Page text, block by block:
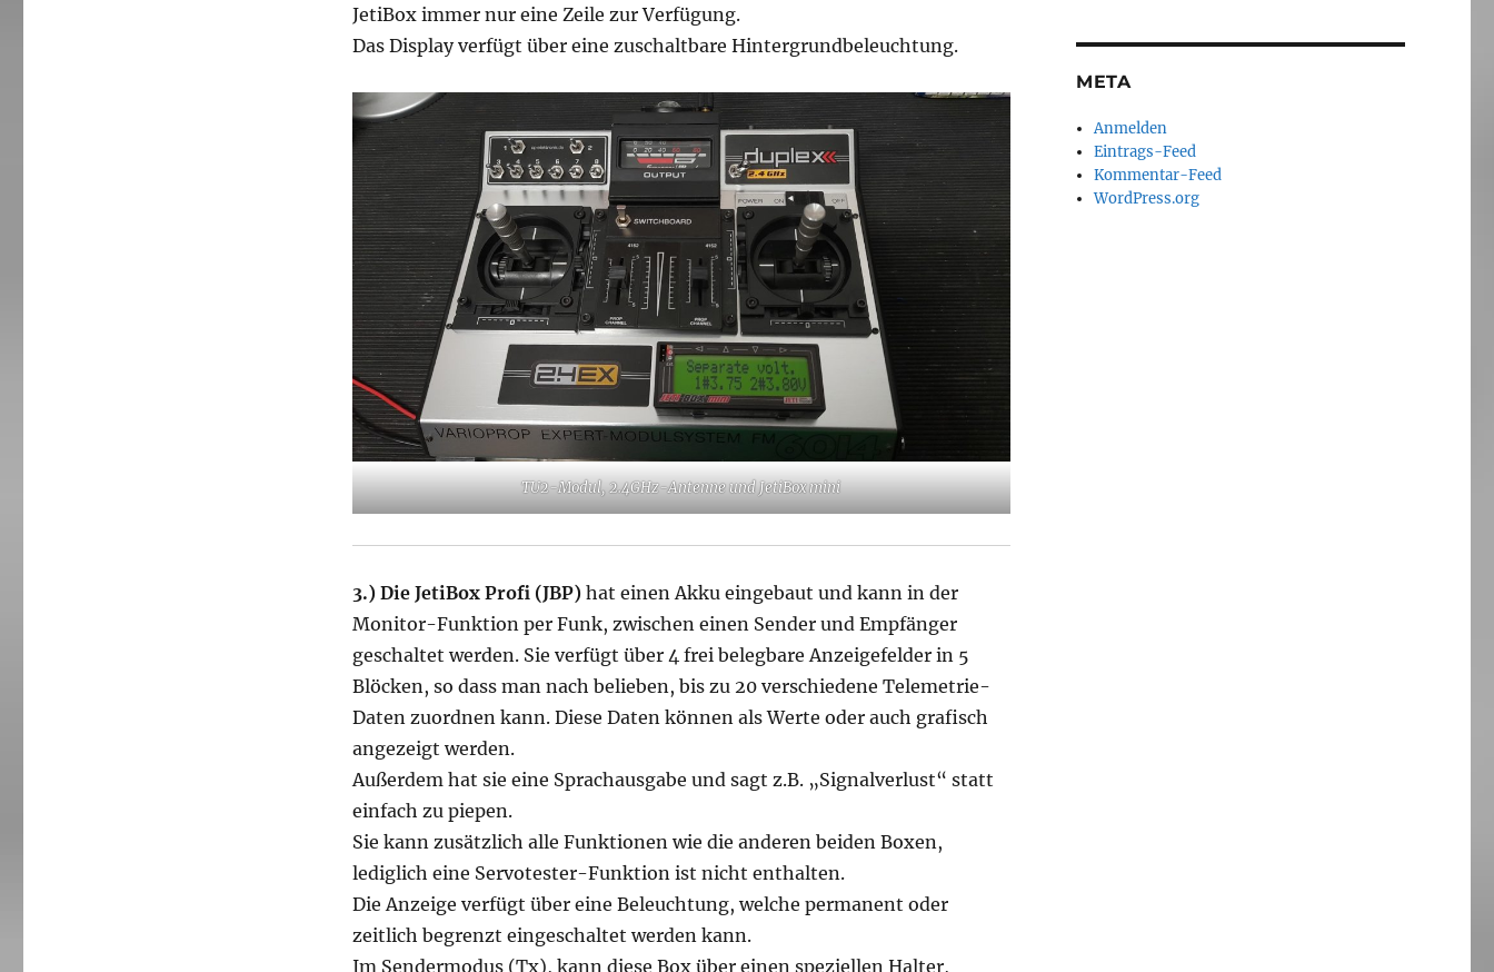
JetiBox immer nur eine Zeile zur Verfügung.
Das Display verfügt über eine zuschaltbare Hintergrundbeleuchtung.
TU2-Modul, 2.4GHz-Antenne und JetiBox mini
3.) Die JetiBox Profi (JBP)hat einen Akku eingebaut und kann in der
Monitor-Funktion per Funk, zwischen einen Sender und Empfänger
geschaltet werden. Sie verfügt über 4 frei belegbare Anzeigefelder in 5
Blöcken, so dass man nach belieben, bis zu 20 verschiedene Telemetrie-
Daten zuordnen kann. Diese Daten können als Werte oder auch grafisch
angezeigt werden.
Außerdem hat sie eine Sprachausgabe und sagt z.B. „Signalverlust“ statt
einfach zu piepen.
Sie kann zusätzlich alle Funktionen wie die anderen beiden Boxen,
lediglich eine Servotester-Funktion ist nicht enthalten.
Die Anzeige verfügt über eine Beleuchtung, welche permanent oder
zeitlich begrenzt eingeschaltet werden kann.
Im Sendermodus (Tx), kann diese Box über einen speziellen Halter,
META
Anmelden
Eintrags-Feed
Kommentar-Feed
WordPress.org